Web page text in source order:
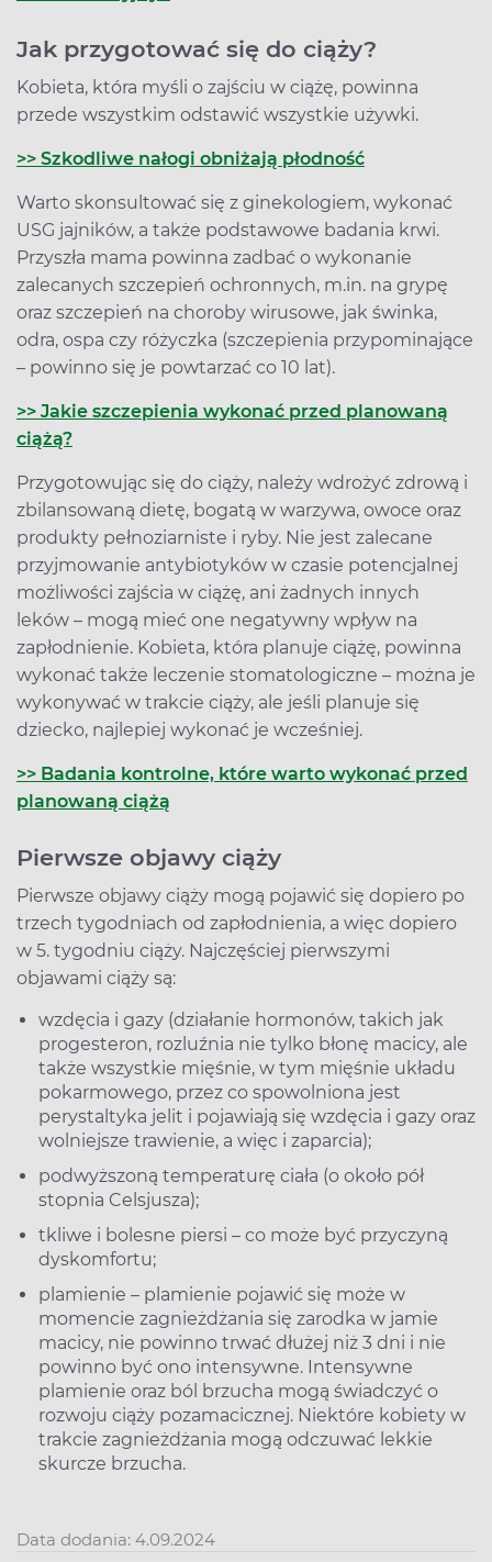
Jak przygotować się do ciąży?
Kobieta, która myśli o zajściu w ciążę, powinna
przede wszystkim odstawić wszystkie używki.
>> Szkodliwe nałogi obniżają płodność
Warto skonsultować się z ginekologiem, wykonać
USG jajników, a także podstawowe badania krwi.
Przyszła mama powinna zadbać o wykonanie
zalecanych szczepień ochronnych, m.in. na grypę
oraz szczepień na choroby wirusowe, jak świnka,
odra, ospa czy różyczka (szczepienia przypominające
– powinno się je powtarzać co 10 lat).
>> Jakie szczepienia wykonać przed planowaną
ciążą?
Przygotowując się do ciąży, należy wdrożyć zdrową i
zbilansowaną dietę, bogatą w warzywa, owoce oraz
produkty pełnoziarniste i ryby. Nie jest zalecane
przyjmowanie antybiotyków w czasie potencjalnej
możliwości zajścia w ciążę, ani żadnych innych
leków – mogą mieć one negatywny wpływ na
zapłodnienie. Kobieta, która planuje ciążę, powinna
wykonać także leczenie stomatologiczne – można je
wykonywać w trakcie ciąży, ale jeśli planuje się
dziecko, najlepiej wykonać je wcześniej.
>> Badania kontrolne, które warto wykonać przed
planowaną ciążą
Pierwsze objawy ciąży
Pierwsze objawy ciąży mogą pojawić się dopiero po
trzech tygodniach od zapłodnienia, a więc dopiero
w 5. tygodniu ciąży. Najczęściej pierwszymi
objawami ciąży są:
wzdęcia i gazy (działanie hormonów, takich jak
progesteron, rozluźnia nie tylko błonę macicy, ale
także wszystkie mięśnie, w tym mięśnie układu
pokarmowego, przez co spowolniona jest
perystaltyka jelit i pojawiają się wzdęcia i gazy oraz
wolniejsze trawienie, a więc i zaparcia);
podwyższoną temperaturę ciała (o około pół
stopnia Celsjusza);
tkliwe i bolesne piersi – co może być przyczyną
dyskomfortu;
plamienie – plamienie pojawić się może w
momencie zagnieżdżania się zarodka w jamie
macicy, nie powinno trwać dłużej niż 3 dni i nie
powinno być ono intensywne. Intensywne
plamienie oraz ból brzucha mogą świadczyć o
rozwoju ciąży pozamacicznej. Niektóre kobiety w
trakcie zagnieżdżania mogą odczuwać lekkie
skurcze brzucha.
Data dodania: 4.09.2024